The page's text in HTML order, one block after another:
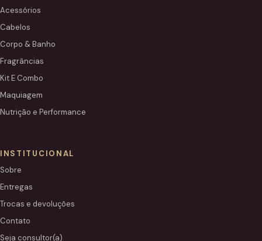
Acessórios
Cabelos
Corpo & Banho
Fragrâncias
Kit E Combo
Maquiagem
Nutrição e Performance
INSTITUCIONAL
Sobre
Entregas
Trocas e devoluções
Contato
Seja consultor(a)